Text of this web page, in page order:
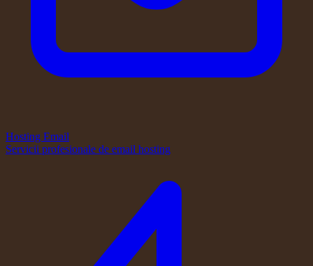
Hosting Email
Servicii profesionale de email hosting